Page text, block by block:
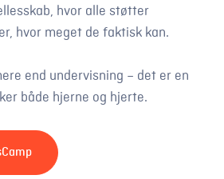
hvor alle støtter
hvor meget de faktisk kan.
end undervisning – det er en
både hjerne og hjerte.